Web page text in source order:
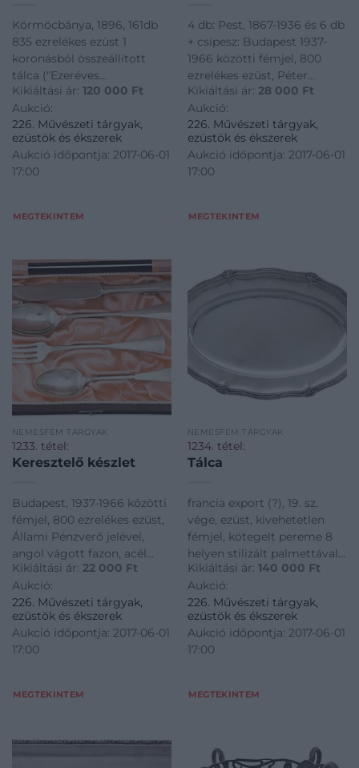
Körmöcbánya, 1896, 161db
835 ezrelékes ezüst 1
koronásból összeállított
tálca ("Ezeréves
Magyarország emlékére,
1896, 1 korona K.B."), 866 g,
19,5*33,5 cm
Kikiáltási ár: 120 000 Ft
Aukció:
226. Művészeti tárgyak,
ezüstök és ékszerek
Aukció időpontja: 2017-06-01
17:00
MEGTEKINTEM
4 db: Pest, 1867-1936 és 6 db
+ csipesz: Budapest 1937-
1966 közötti fémjel, 800
ezrelékes ezüst, Péter
Testvérek és Fővárosi Óra
Ékszer Vállalat készítőjel,
angol vágott fazon,
dobozzal,, össz.: 11 db, 146 g,
h: 11 cm
Kikiáltási ár: 28 000 Ft
Aukció:
226. Művészeti tárgyak,
ezüstök és ékszerek
Aukció időpontja: 2017-06-01
17:00
MEGTEKINTEM
NEMESFÉM TÁRGYAK
1233. tétel:
Keresztelő készlet
Budapest, 1937-1966 közötti
fémjel, 800 ezrelékes ezüst,
Állami Pénzverő jelével,
angol vágott fazon, acél
pengével, gravírozható,
eredeti dobozában, 112 g; h:
14,2-21 cm
Kikiáltási ár: 22 000 Ft
Aukció:
226. Művészeti tárgyak,
ezüstök és ékszerek
Aukció időpontja: 2017-06-01
17:00
MEGTEKINTEM
NEMESFÉM TÁRGYAK
1234. tétel:
Tálca
francia export (?), 19. sz.
vége, ezüst, kivehetetlen
fémjel, kötegelt pereme 8
helyen stilizált palmettával
átfogott, 1140 g; 30,5*47 cm
Kikiáltási ár: 140 000 Ft
Aukció:
226. Művészeti tárgyak,
ezüstök és ékszerek
Aukció időpontja: 2017-06-01
17:00
MEGTEKINTEM